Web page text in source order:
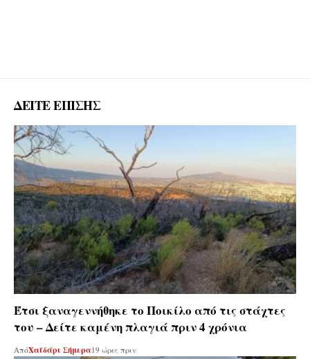
ΔΕΙΤΕ ΕΠΙΣΗΣ
Έτσι ξαναγεννήθηκε το Ποικίλο από τις στάχτες
του – Δείτε καμένη πλαγιά πριν 4 χρόνια
ΑπόΧαϊδάρι Σήμερα19 ώρες πριν